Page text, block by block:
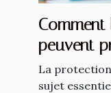
Comment
peuvent
La
sujet